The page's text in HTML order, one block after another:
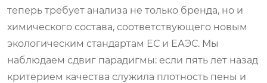
теперь требует анализа не только бренда, но и
химического состава, соответствующего новым
экологическим стандартам ЕС и ЕАЭС. Мы
наблюдаем сдвиг парадигмы: если пять лет назад
критерием качества служила плотность пены и